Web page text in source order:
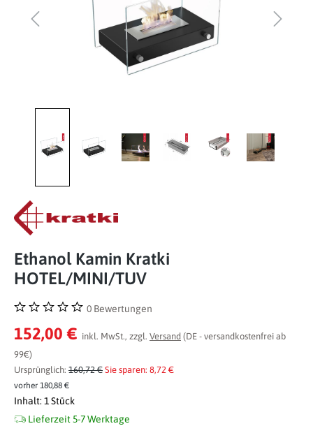
Ethanol Kamin Kratki
HOTEL/MINI/TUV
Durchschnittliche Bewertung von 0 von 5 Sternen
0 Bewertungen
152,00 € inkl. MwSt., zzgl. Versand (DE - versandkostenfrei ab
99€)
Ursprünglich: 160,72 € Sie sparen: 8,72 €
vorher 180,88 €
Inhalt: 1 Stück
Lieferzeit 5-7 Werktage